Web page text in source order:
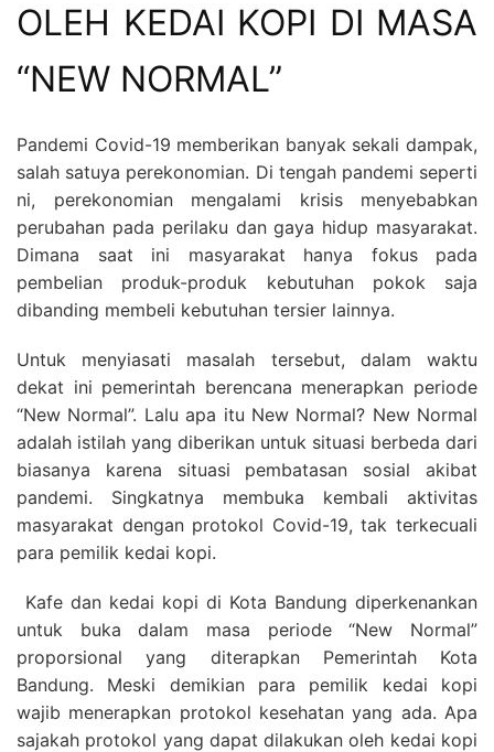
OLEH KEDAI KOPI DI MASA
“NEW NORMAL”
Pandemi Covid-19 memberikan banyak sekali dampak,
salah satuya perekonomian. Di tengah pandemi seperti
ni, perekonomian mengalami krisis menyebabkan
perubahan pada perilaku dan gaya hidup masyarakat.
Dimana saat ini masyarakat hanya fokus pada
pembelian produk-produk kebutuhan pokok saja
dibanding membeli kebutuhan tersier lainnya.
Untuk menyiasati masalah tersebut, dalam waktu
dekat ini pemerintah berencana menerapkan periode
“New Normal”. Lalu apa itu New Normal? New Normal
adalah istilah yang diberikan untuk situasi berbeda dari
biasanya karena situasi pembatasan sosial akibat
pandemi. Singkatnya membuka kembali aktivitas
masyarakat dengan protokol Covid-19, tak terkecuali
para pemilik kedai kopi.
Kafe dan kedai kopi di Kota Bandung diperkenankan
untuk buka dalam masa periode “New Normal”
proporsional yang diterapkan Pemerintah Kota
Bandung. Meski demikian para pemilik kedai kopi
wajib menerapkan protokol kesehatan yang ada. Apa
sajakah protokol yang dapat dilakukan oleh kedai kopi